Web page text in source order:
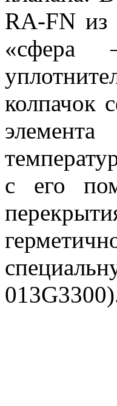
RA-FN из
«сфера
колпачок
с его